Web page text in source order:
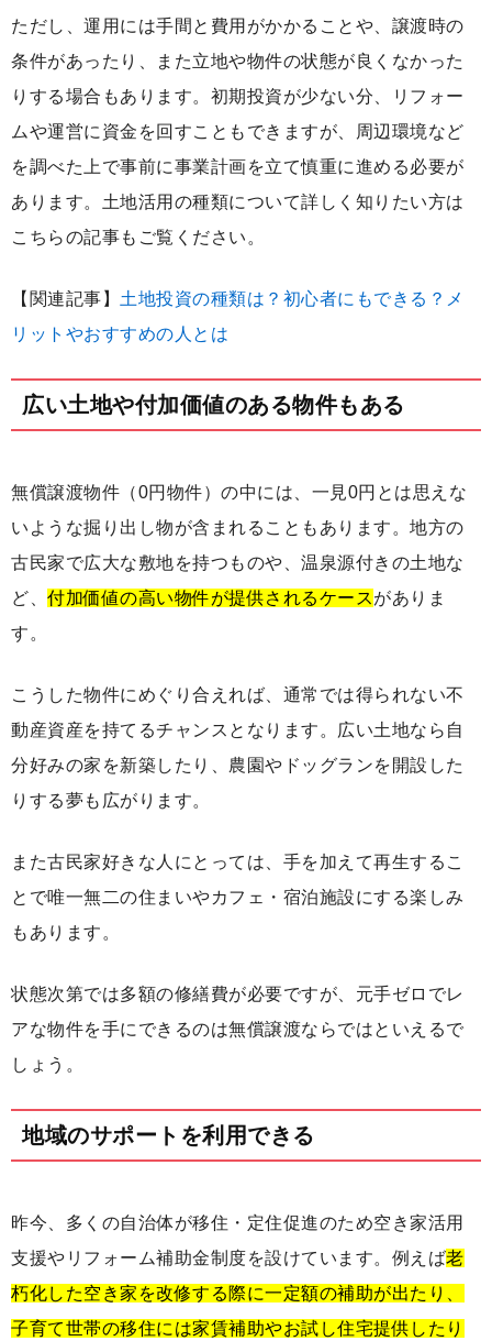
ただし、運用には手間と費用がかかることや、譲渡時の
条件があったり、また立地や物件の状態が良くなかった
りする場合もあります。初期投資が少ない分、リフォー
ムや運営に資金を回すこともできますが、周辺環境など
を調べた上で事前に事業計画を立て慎重に進める必要が
あります。土地活用の種類について詳しく知りたい方は
こちらの記事もご覧ください。
【関連記事】 土地投資の種類は？初心者にもできる？メ
リットやおすすめの人とは
広い土地や付加価値のある物件もある
無償譲渡物件（0円物件）の中には、一見0円とは思えな
いような掘り出し物が含まれることもあります。地方の
古民家で広大な敷地を持つものや、温泉源付きの土地な
ど、 付加価値の高い物件が提供されるケースがありま
す。
こうした物件にめぐり合えれば、通常では得られない不
動産資産を持てるチャンスとなります。広い土地なら自
分好みの家を新築したり、農園やドッグランを開設した
りする夢も広がります。
また古民家好きな人にとっては、手を加えて再生するこ
とで唯一無二の住まいやカフェ・宿泊施設にする楽しみ
もあります。
状態次第では多額の修繕費が必要ですが、元手ゼロでレ
アな物件を手にできるのは無償譲渡ならではといえるで
しょう。
地域のサポートを利用できる
昨今、多くの自治体が移住・定住促進のため空き家活用
支援やリフォーム補助金制度を設けています。例えば老
朽化した空き家を改修する際に一定額の補助が出たり、
子育て世帯の移住には家賃補助やお試し住宅提供したり